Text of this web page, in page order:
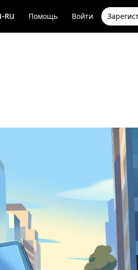
RU Помощь Войти